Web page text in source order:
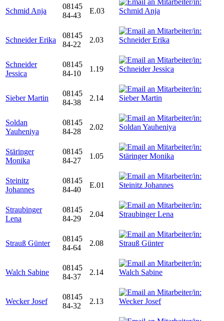
Schmid Anja
08145
84-43
E.03
Schneider Erika
08145
84-22
2.03
Schneider
Jessica
08145
84-10
1.19
Sieber Martin
08145
84-38
2.14
Soldan
Yauheniya
08145
84-28
2.02
Stäringer
Monika
08145
84-27
1.05
Steinitz
Johannes
08145
84-40
E.01
Straubinger
Lena
08145
84-29
2.04
Strauß Günter
08145
84-64
2.08
Walch Sabine
08145
84-37
2.14
Wecker Josef
08145
84-32
2.13